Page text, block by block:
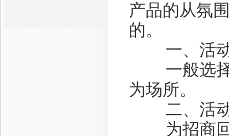
产品的从氛
的。
一、活
一般选择
为场所。
二、活
为招商回